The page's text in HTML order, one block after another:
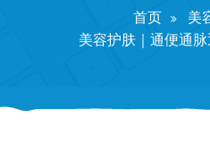
首页
美
美容护肤｜通便通脉